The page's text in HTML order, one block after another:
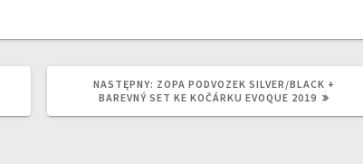
NASTĘPNY: NASTĘPNY
WPIS:
ZOPA PODVOZEK SILVER/BLACK +
BAREVNÝ SET KE KOČÁRKU EVOQUE 2019